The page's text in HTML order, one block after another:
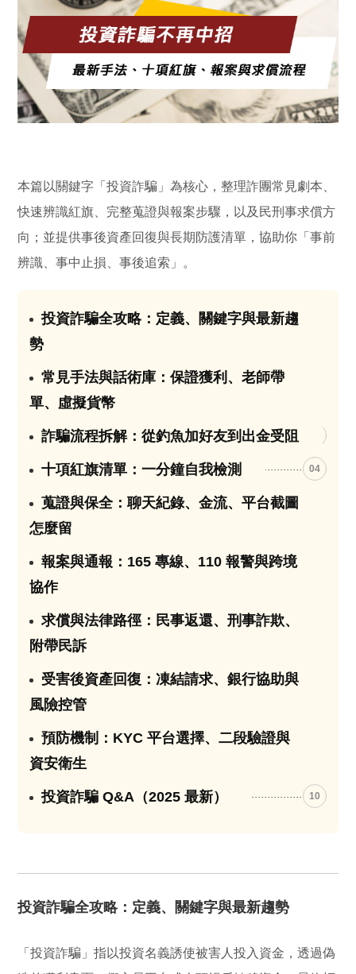
本篇以關鍵字「投資詐騙」為核心，整理詐團常見劇本、
快速辨識紅旗、完整蒐證與報案步驟，以及民刑事求償方
向；並提供事後資產回復與長期防護清單，協助你「事前
辨識、事中止損、事後追索」。
投資詐騙全攻略：定義、關鍵字與最新趨
勢
常見手法與話術庫：保證獲利、老師帶
單、虛擬貨幣
詐騙流程拆解：從釣魚加好友到出金受阻
十項紅旗清單：一分鐘自我檢測 04
蒐證與保全：聊天紀錄、金流、平台截圖
怎麼留
報案與通報：165 專線、110 報警與跨境
協作
求償與法律路徑：民事返還、刑事詐欺、
附帶民訴
受害後資產回復：凍結請求、銀行協助與
風險控管
預防機制：KYC 平台選擇、二段驗證與
資安衛生
投資詐騙 Q&A（2025 最新） 10
投資詐騙全攻略：定義、關鍵字與最新趨勢
「投資詐騙」指以投資名義誘使被害人投入資金，透過偽